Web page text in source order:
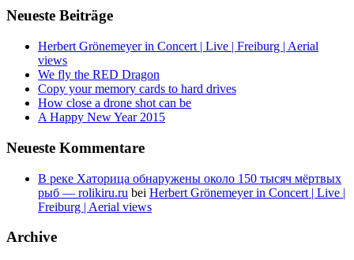
Neueste Beiträge
Herbert Grönemeyer in Concert | Live | Freiburg | Aerial
views
We fly the RED Dragon
Copy your memory cards to hard drives
How close a drone shot can be
A Happy New Year 2015
Neueste Kommentare
В реке Хаторица обнаружены около 150 тысяч мёртвых
рыб — rolikiru.ru bei Herbert Grönemeyer in Concert | Live |
Freiburg | Aerial views
Archive